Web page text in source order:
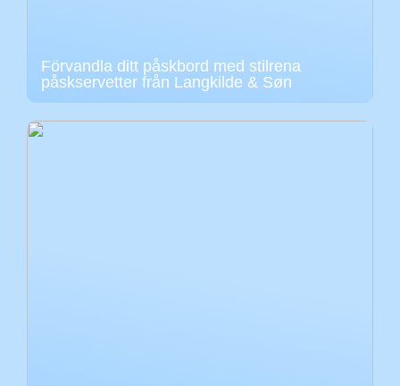
Förvandla ditt påskbord med stilrena
påskservetter från Langkilde & Søn